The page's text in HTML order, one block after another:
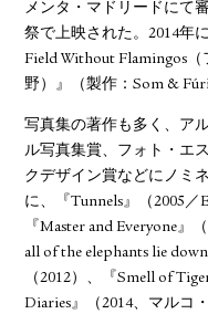
メンタ・マドリードにて
祭で上映された。2014年
Field Without Flamingos
野）』（製作：Som &
写真集の著作も多く、ア
ル写真集賞、フォト・エ
クデザイン賞などにノミ
に、『Tunnels』（2005／
『Master and Everyone』
all of the elephants lie
（2012）、『Smell of
Diaries』（2014、マルコ